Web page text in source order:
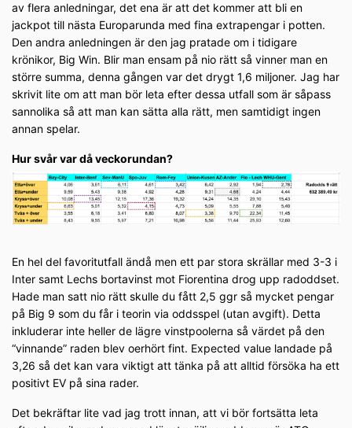
av flera anledningar, det ena är att det kommer att bli en
jackpot till nästa Europarunda med fina extrapengar i potten.
Den andra anledningen är den jag pratade om i tidigare
krönikor, Big Win. Blir man ensam på nio rätt så vinner man en
större summa, denna gången var det drygt 1,6 miljoner. Jag har
skrivit lite om att man bör leta efter dessa utfall som är såpass
sannolika så att man kan sätta alla rätt, men samtidigt ingen
annan spelar.
Hur svår var då veckorundan?
En hel del favoritutfall ändå men ett par stora skrällar med 3-3 i
Inter samt Lechs bortavinst mot Fiorentina drog upp radoddset.
Hade man satt nio rätt skulle du fått 2,5 ggr så mycket pengar
på Big 9 som du får i teorin via oddsspel (utan avgift). Detta
inkluderar inte heller de lägre vinstpoolerna så värdet på den
“vinnande” raden blev oerhört fint. Expected value landade på
3,26 så det kan vara viktigt att tänka på att alltid försöka ha ett
positivt EV på sina rader.
Det bekräftar lite vad jag trott innan, att vi bör fortsätta leta